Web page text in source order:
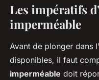
Les impératifs
imperméable
Avant de plonger dans
disponibles, il faut
imperméable doit